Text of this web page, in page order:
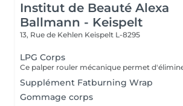
Institut de Beauté Alexa
Ballmann - Keispelt
13, Rue de Kehlen Keispelt L-8295
LPG Corps
Supplément Fatburning Wrap
Gommage corps